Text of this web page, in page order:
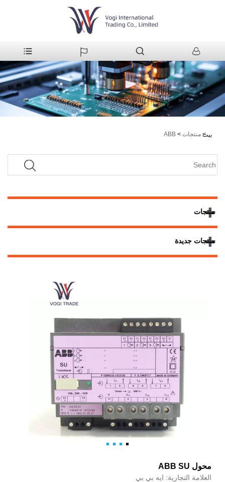
بيت
> منتجات >
ABB
منتجات
منتجات جديدة
محول ABB SU
العلامة التجارية: ايه بي بي